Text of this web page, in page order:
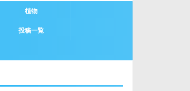
植物
投稿一覧